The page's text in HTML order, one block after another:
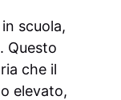
scuola,
Questo
che il
elevato,